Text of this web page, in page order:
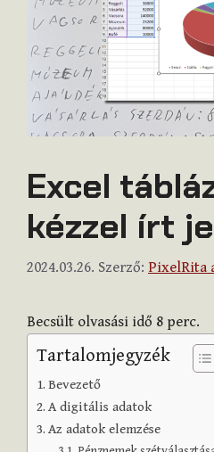
Excel
kézzel írt
2024.03.26. Szerző: PixelRita
Becsült olvasási idő 8 perc.
Tartalomjegyzék
Bevezető
A digitális adatok
Az adatok elemzése